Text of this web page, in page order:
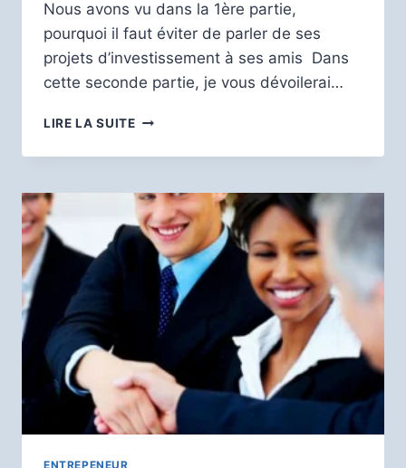
Nous avons vu dans la 1ère partie,
pourquoi il faut éviter de parler de ses
projets d’investissement à ses amis Dans
cette seconde partie, je vous dévoilerai…
LIRE LA SUITERÈGLES
DES
DE
BUSINESS
DANS
L’IMMOBILIER
ENTREPENEUR